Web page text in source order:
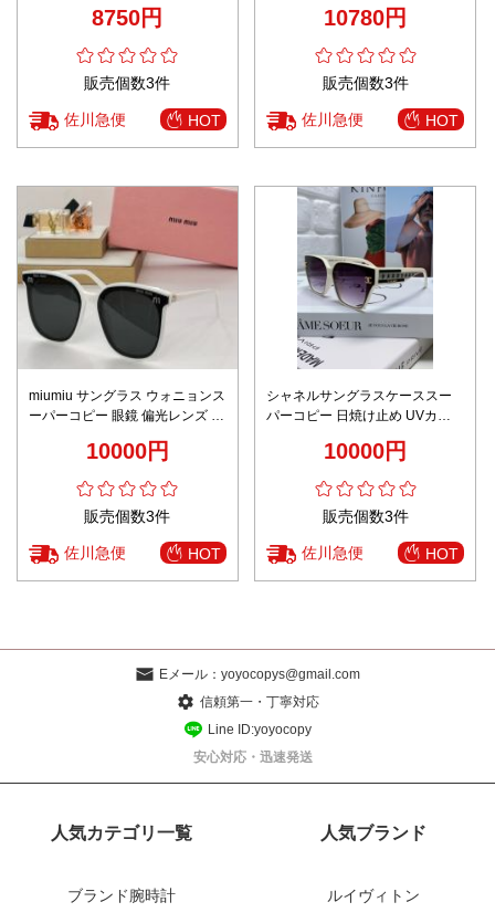
8750円
販売個数3件
佐川急便 HOT
10780円
販売個数3件
佐川急便 HOT
miumiu サングラス ウォニョンス
ーパーコピー 眼鏡 偏光レンズ 自
033220 5色可選10000円
販売個数3件
佐川急便 HOT
シャネルサングラスケーススー
パーコピー 日焼け止め UVカッ
10000円
販売個数3件
佐川急便 HOT
Eメール： yoyocopys@gmail.com
信頼第一・丁寧対応
Line ID:yoyocopy
安心対応・迅速発送
人気カテゴリ一覧
ブランド腕時計
人気ブランド
ルイヴィトン